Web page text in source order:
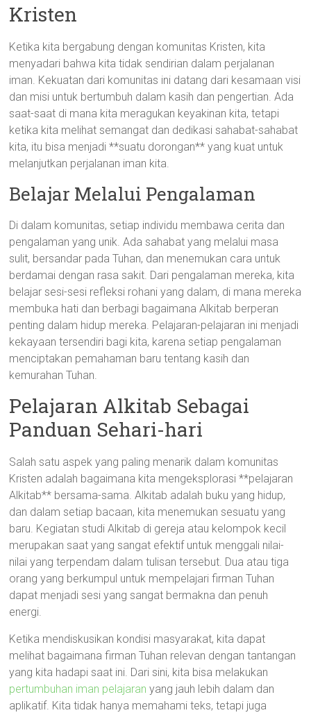
Kristen
Ketika kita bergabung dengan komunitas Kristen, kita
menyadari bahwa kita tidak sendirian dalam perjalanan
iman. Kekuatan dari komunitas ini datang dari kesamaan visi
dan misi untuk bertumbuh dalam kasih dan pengertian. Ada
saat-saat di mana kita meragukan keyakinan kita, tetapi
ketika kita melihat semangat dan dedikasi sahabat-sahabat
kita, itu bisa menjadi **suatu dorongan** yang kuat untuk
melanjutkan perjalanan iman kita.
Belajar Melalui Pengalaman
Di dalam komunitas, setiap individu membawa cerita dan
pengalaman yang unik. Ada sahabat yang melalui masa
sulit, bersandar pada Tuhan, dan menemukan cara untuk
berdamai dengan rasa sakit. Dari pengalaman mereka, kita
belajar sesi-sesi refleksi rohani yang dalam, di mana mereka
membuka hati dan berbagi bagaimana Alkitab berperan
penting dalam hidup mereka. Pelajaran-pelajaran ini menjadi
kekayaan tersendiri bagi kita, karena setiap pengalaman
menciptakan pemahaman baru tentang kasih dan
kemurahan Tuhan.
Pelajaran Alkitab Sebagai
Panduan Sehari-hari
Salah satu aspek yang paling menarik dalam komunitas
Kristen adalah bagaimana kita mengeksplorasi **pelajaran
Alkitab** bersama-sama. Alkitab adalah buku yang hidup,
dan dalam setiap bacaan, kita menemukan sesuatu yang
baru. Kegiatan studi Alkitab di gereja atau kelompok kecil
merupakan saat yang sangat efektif untuk menggali nilai-
nilai yang terpendam dalam tulisan tersebut. Dua atau tiga
orang yang berkumpul untuk mempelajari firman Tuhan
dapat menjadi sesi yang sangat bermakna dan penuh
energi.
Ketika mendiskusikan kondisi masyarakat, kita dapat
melihat bagaimana firman Tuhan relevan dengan tantangan
yang kita hadapi saat ini. Dari sini, kita bisa melakukan
pertumbuhan iman pelajaran yang jauh lebih dalam dan
aplikatif. Kita tidak hanya memahami teks, tetapi juga